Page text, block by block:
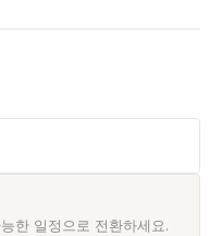
한 일정으로 전환하세요.